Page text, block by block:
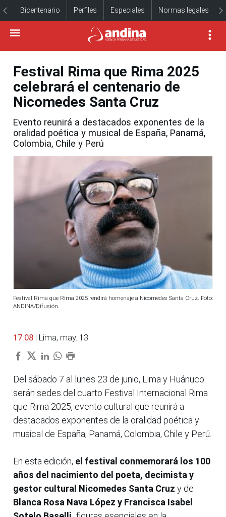
Bicentenario Perfiles Especiales Normas legales
Festival Rima que Rima 2025
celebrará el centenario de
Nicomedes Santa Cruz
Evento reunirá a destacados exponentes de la
oralidad poética y musical de España, Panamá,
Colombia, Chile y Perú
Festival Rima que Rima 2025 rendirá homenaje a Nicomedes Santa Cruz. Foto:
ANDINA/Difusión.
17:08 | Lima, may. 13.
Del sábado 7 al lunes 23 de junio, Lima y Huánuco
serán sedes del cuarto Festival Internacional Rima
que Rima 2025, evento cultural que reunirá a
destacados exponentes de la oralidad poética y
musical de España, Panamá, Colombia, Chile y Perú.
En esta edición, el festival conmemorará los 100
años del nacimiento del poeta, decimista y
gestor cultural Nicomedes Santa Cruz y de
Blanca Rosa Nava López y Francisca Isabel